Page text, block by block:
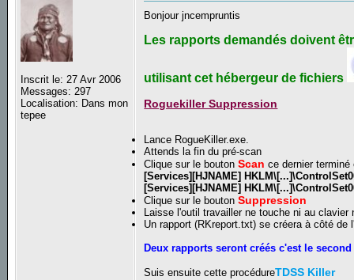
Inscrit le: 27 Avr 2006
Messages: 297
Localisation: Dans mon
tepee
Bonjour jncempruntis
Les rapports demandés doivent
utilisant cet hébergeur de fichiers
Roguekiller Suppression
Lance RogueKiller.exe.
Attends la fin du pré-scan
Clique sur le boutonScan ce dernier
[Services][HJNAME]
[Services][HJNAME]
Clique sur le boutonSuppression
Laisse l'outil travailler ne touche ni au clavier
Un rapport (RKreport.txt) se créera à côté
Deux rapports seront créés c'est le
Suis ensuite cette procédureTDSS Killer